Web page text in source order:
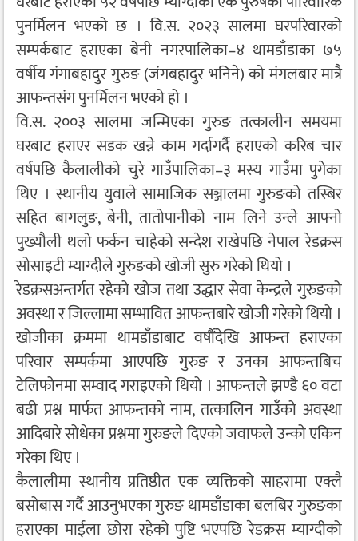
पुनर्मिलन भएको छ । वि.स. २०२३ सालमा घरपरिवारको
सम्पर्कबाट हराएका बेनी नगरपालिका–४ थामडाँडाका ७५
वर्षीय गंगाबहादुर गुरुङ (जंगबहादुर भनिने) को मंगलबार मात्रै
आफन्तसंग पुनर्मिलन भएको हो ।
वि.स. २००३ सालमा जन्मिएका गुरुङ तत्कालीन समयमा
घरबाट हराएर सडक खन्ने काम गर्दागर्दै हराएको करिब चार
वर्षपछि कैलालीको चुरे गाउँपालिका–३ मस्य गाउँमा पुगेका
थिए । स्थानीय युवाले सामाजिक सञ्जालमा गुरुङको तस्बिर
सहित बागलुङ, बेनी, तातोपानीको नाम लिने उन्ले आफ्नो
पुख्यौली थलो फर्कन चाहेको सन्देश राखेपछि नेपाल रेडक्रस
सोसाइटी म्याग्दीले गुरुङको खोजी सुरु गरेको थियो ।
रेडक्रसअन्तर्गत रहेको खोज तथा उद्धार सेवा केन्द्रले गुरुङको
अवस्था र जिल्लामा सम्भावित आफन्तबारे खोजी गरेको थियो ।
खोजीका क्रममा थामडाँडाबाट वर्षौंदेखि आफन्त हराएका
परिवार सम्पर्कमा आएपछि गुरुङ र उनका आफन्तबिच
टेलिफोनमा सम्वाद गराइएको थियो । आफन्तले झण्डै ६० वटा
बढी प्रश्न मार्फत आफन्तको नाम, तत्कालिन गाउँको अवस्था
आदिबारे सोधेका प्रश्नमा गुरुङले दिएको जवाफले उन्को एकिन
गरेका थिए ।
कैलालीमा स्थानीय प्रतिष्ठीत एक व्यक्तिको साहरामा एक्लै
बसोबास गर्दै आउनुभएका गुरुङ थामडाँडाका बलबिर गुरुङका
हराएका माईला छोरा रहेको पुष्टि भएपछि रेडक्रस म्याग्दीको